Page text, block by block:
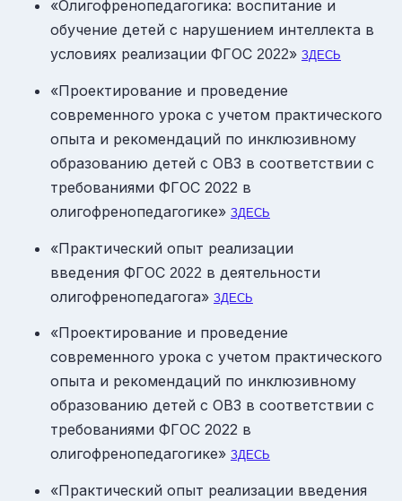
«Олигофренопедагогика: воспитание и
обучение детей с нарушением интеллекта в
условиях реализации ФГОС 2022» ЗДЕСЬ
«Проектирование и проведение
современного урока с учетом практического
опыта и рекомендаций по инклюзивному
образованию детей с ОВЗ в соответствии с
требованиями ФГОС 2022 в
олигофренопедагогике» ЗДЕСЬ
«Практический опыт реализации
введения ФГОС 2022 в деятельности
олигофренопедагога» ЗДЕСЬ
«Проектирование и проведение
современного урока с учетом практического
опыта и рекомендаций по инклюзивному
образованию детей с ОВЗ в соответствии с
требованиями ФГОС 2022 в
олигофренопедагогике» ЗДЕСЬ
«Практический опыт реализации введения